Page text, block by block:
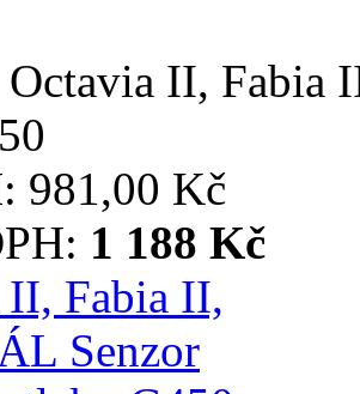
Octavia II, Fabia
981,00 Kč
1 188 Kč